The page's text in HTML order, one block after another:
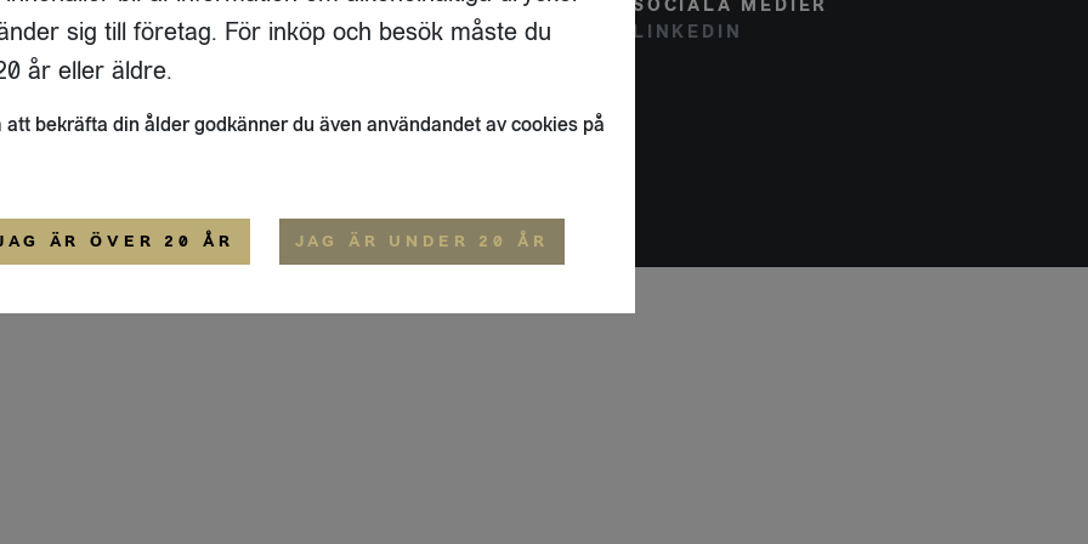
17 A
STOCKHOLM
FLAIVY
OM OSS
SOCIALA MEDIER
LINKEDIN
ALLMÄNNA VILLKOR
sig till företag. För inköp och besök måste du
år eller äldre.
att bekräfta din ålder godkänner du även användandet av cookies på
ÄR ÖVER 20 ÅR JAG ÄR UNDER 20 ÅR